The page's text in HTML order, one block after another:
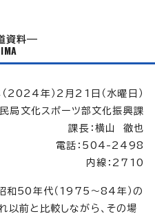
資料
2024年）2月21日（水曜日）
局文化スポーツ部文化振興課
課長：横山 徹也
電話：504-2498
内線：2710
和50年代（1975～84年）の
以前と比較しながら、その場